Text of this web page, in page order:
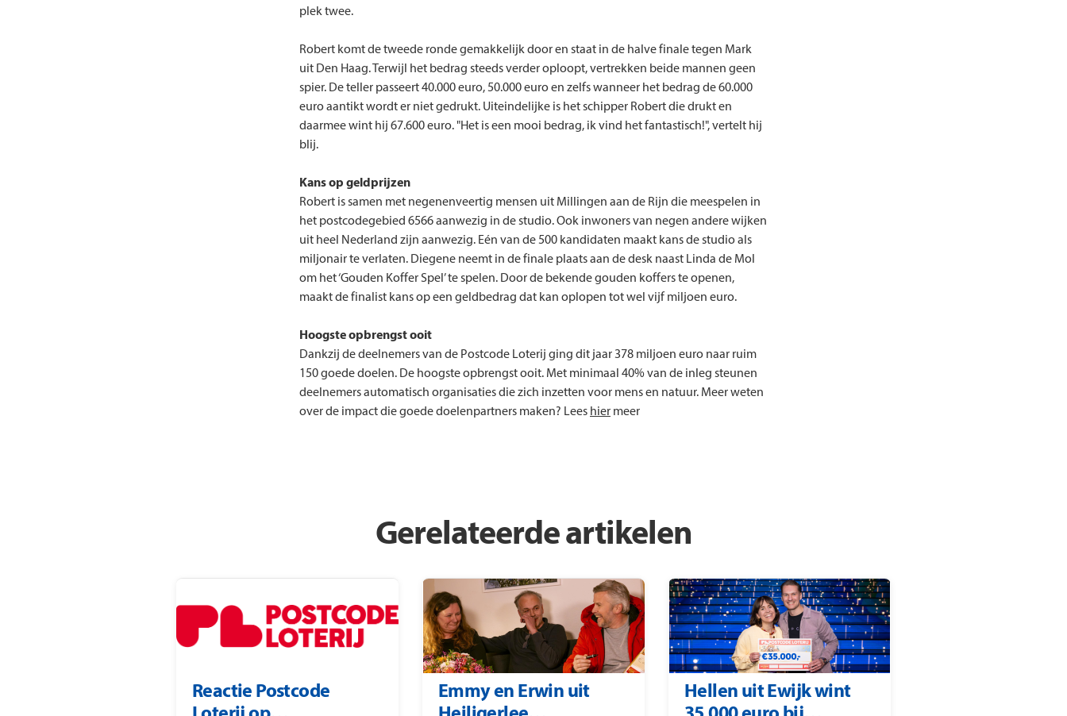
plek twee.
Robert komt de tweede ronde gemakkelijk door en staat in de halve finale tegen Mark
uit Den Haag. Terwijl het bedrag steeds verder oploopt, vertrekken beide mannen geen
spier. De teller passeert 40.000 euro, 50.000 euro en zelfs wanneer het bedrag de 60.000
euro aantikt wordt er niet gedrukt. Uiteindelijke is het schipper Robert die drukt en
daarmee wint hij 67.600 euro. "Het is een mooi bedrag, ik vind het fantastisch!", vertelt hij
blij.
Kans op geldprijzen
Robert is samen met negenenveertig mensen uit Millingen aan de Rijn die meespelen in
het postcodegebied 6566 aanwezig in de studio. Ook inwoners van negen andere wijken
uit heel Nederland zijn aanwezig. Eén van de 500 kandidaten maakt kans de studio als
miljonair te verlaten. Diegene neemt in de finale plaats aan de desk naast Linda de Mol
om het ‘Gouden Koffer Spel’ te spelen. Door de bekende gouden koffers te openen,
maakt de finalist kans op een geldbedrag dat kan oplopen tot wel vijf miljoen euro.
Hoogste opbrengst ooit
Dankzij de deelnemers van de Postcode Loterij ging dit jaar 378 miljoen euro naar ruim
150 goede doelen. De hoogste opbrengst ooit. Met minimaal 40% van de inleg steunen
deelnemers automatisch organisaties die zich inzetten voor mens en natuur. Meer weten
over de impact die goede doelenpartners maken? Lees hier meer
Gerelateerde artikelen
Reactie Postcode
Emmy en Erwin uit
Hellen uit Ewijk wint